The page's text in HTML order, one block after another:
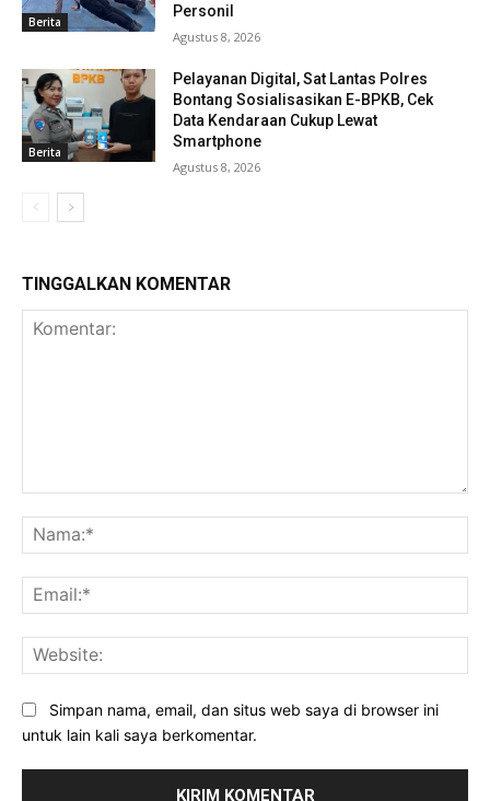
Berita
Personil
Agustus 8, 2026
Berita
Pelayanan Digital, Sat Lantas Polres
Bontang Sosialisasikan E-BPKB, Cek
Data Kendaraan Cukup Lewat
Smartphone
Agustus 8, 2026
TINGGALKAN KOMENTAR
Simpan nama, email, dan situs web saya di browser ini
untuk lain kali saya berkomentar.